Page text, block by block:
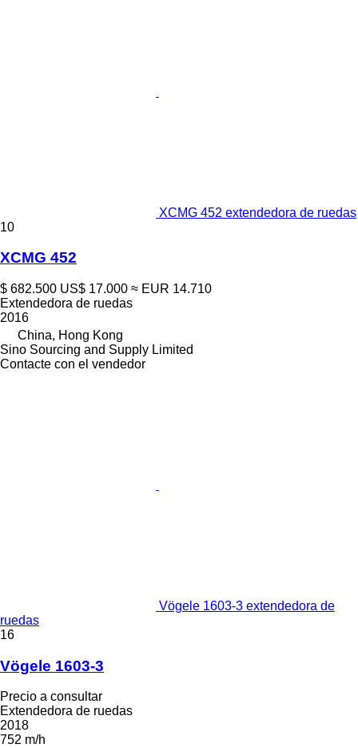
XCMG 452 extendedora de ruedas
10
XCMG 452
$ 682.500 US$ 17.000 ≈ EUR 14.710
Extendedora de ruedas
2016
China, Hong Kong
Sino Sourcing and Supply Limited
Contacte con el vendedor
Vögele 1603-3 extendedora de
ruedas
16
Vögele 1603-3
Precio a consultar
Extendedora de ruedas
2018
752 m/h